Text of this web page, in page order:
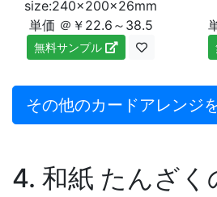
size:240×200×26mm
単価 ＠￥22.6～38.5
無料サンプル
その他のカードアレンジ
4. 和紙 たんざく